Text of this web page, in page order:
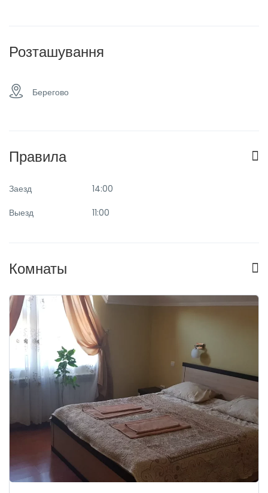
Розташування
Берегово
Правила
Заезд
14:00
Выезд
11:00
Комнаты